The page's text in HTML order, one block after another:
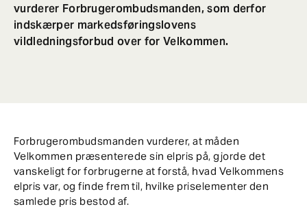
vurderer Forbrugerombudsmanden, som derfor
indskærper markedsføringslovens
vildledningsforbud over for Velkommen.
Forbrugerombudsmanden vurderer, at måden
Velkommen præsenterede sin elpris på, gjorde det
vanskeligt for forbrugerne at forstå, hvad Velkommens
elpris var, og finde frem til, hvilke priselementer den
samlede pris bestod af.